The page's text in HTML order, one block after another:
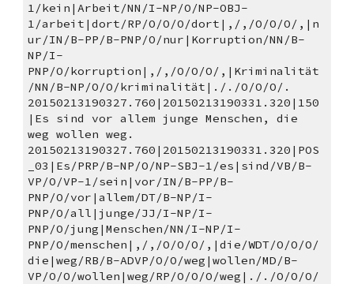
1/kein|Arbeit/NN/I-NP/O/NP-OBJ-
1/arbeit|dort/RP/O/O/O/dort|,/,/O/O/O/,|n
ur/IN/B-PP/B-PNP/O/nur|Korruption/NN/B-
NP/I-
PNP/O/korruption|,/,/O/O/O/,|Kriminalität
/NN/B-NP/O/O/kriminalität|././O/O/O/.
20150213190327.760|20150213190331.320|150
|Es sind vor allem junge Menschen, die
weg wollen weg.
20150213190327.760|20150213190331.320|POS
_03|Es/PRP/B-NP/O/NP-SBJ-1/es|sind/VB/B-
VP/O/VP-1/sein|vor/IN/B-PP/B-
PNP/O/vor|allem/DT/B-NP/I-
PNP/O/all|junge/JJ/I-NP/I-
PNP/O/jung|Menschen/NN/I-NP/I-
PNP/O/menschen|,/,/O/O/O/,|die/WDT/O/O/O/
die|weg/RB/B-ADVP/O/O/weg|wollen/MD/B-
VP/O/O/wollen|weg/RP/O/O/O/weg|././O/O/O/